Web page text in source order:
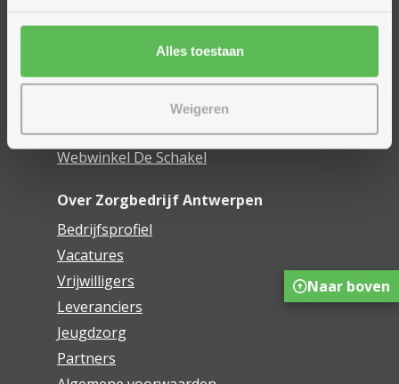
Alles toestaan
Weigeren
Woonzorgcentra
Mijn Zorgbedrijf
Onze innovaties
Mijn Boek
Webwinkel De Schakel
Over Zorgbedrijf Antwerpen
Bedrijfsprofiel
Vacatures
Vrijwilligers
Leveranciers
Jeugdzorg
Partners
Naar boven